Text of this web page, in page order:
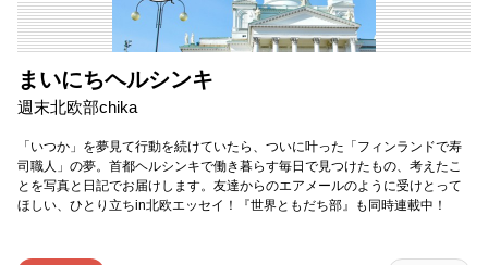
まいにちヘルシンキ
週末北欧部chika
「いつか」を夢見て行動を続けていたら、ついに叶った「フィンランドで寿
司職人」の夢。首都ヘルシンキで働き暮らす毎日で見つけたもの、考えたこ
とを写真と日記でお届けします。友達からのエアメールのように受けとって
ほしい、ひとり立ちin北欧エッセイ！ 『世界ともだち部』も同時連載中！